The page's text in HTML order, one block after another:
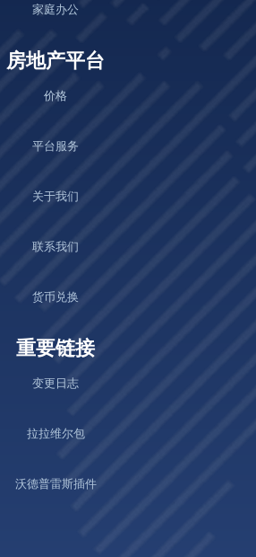
家庭办公
房地产平台
价格
平台服务
关于我们
联系我们
货币兑换
重要链接
变更日志
拉拉维尔包
沃德普雷斯插件